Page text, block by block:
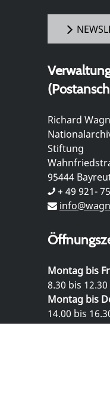
Richard
Stiftung
95444
+ 49 921-
Montag bis
8.30 bis
Montag bis
14.00 bis